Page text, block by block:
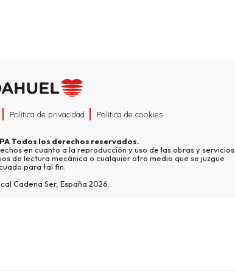
Política de privacidad Política de cookies
Todos los derechos reservados.
en cuanto a la reproducción y uso de las obras y servicios
de lectura mecánica o cualquier otro medio que se juzgue
para tal fin.
Cadena Ser, España 2026.